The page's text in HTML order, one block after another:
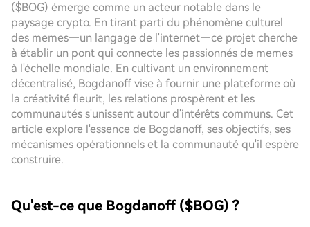
($BOG) émerge comme un acteur notable dans le
paysage crypto. En tirant parti du phénomène culturel
des memes—un langage de l'internet—ce projet cherche
à établir un pont qui connecte les passionnés de memes
à l'échelle mondiale. En cultivant un environnement
décentralisé, Bogdanoff vise à fournir une plateforme où
la créativité fleurit, les relations prospèrent et les
communautés s'unissent autour d'intérêts communs. Cet
article explore l'essence de Bogdanoff, ses objectifs, ses
mécanismes opérationnels et la communauté qu'il espère
construire.
Qu'est-ce que Bogdanoff ($BOG) ?